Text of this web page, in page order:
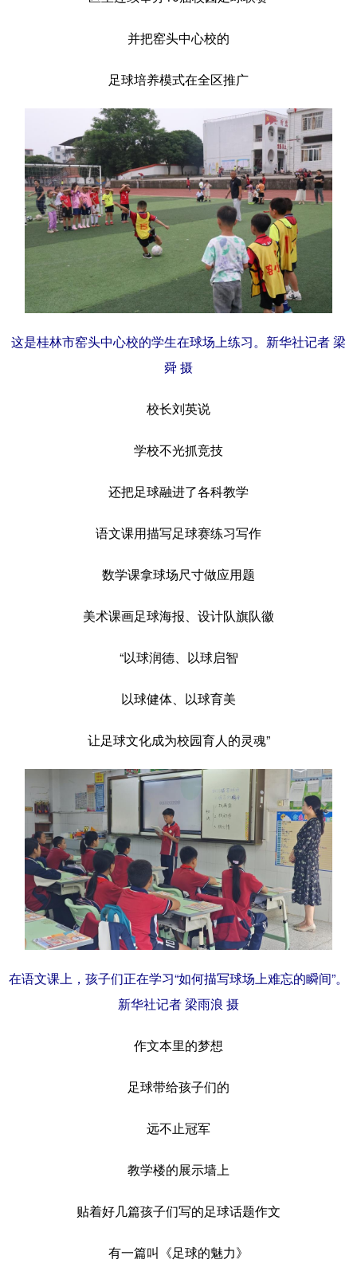
并把窑头中心校的
足球培养模式在全区推广
这是桂林市窑头中心校的学生在球场上练习。新华社记者 梁
舜 摄
校长刘英说
学校不光抓竞技
还把足球融进了各科教学
语文课用描写足球赛练习写作
数学课拿球场尺寸做应用题
美术课画足球海报、设计队旗队徽
“以球润德、以球启智
以球健体、以球育美
让足球文化成为校园育人的灵魂”
在语文课上，孩子们正在学习“如何描写球场上难忘的瞬间”。
新华社记者 梁雨浪 摄
作文本里的梦想
足球带给孩子们的
远不止冠军
教学楼的展示墙上
贴着好几篇孩子们写的足球话题作文
有一篇叫《足球的魅力》